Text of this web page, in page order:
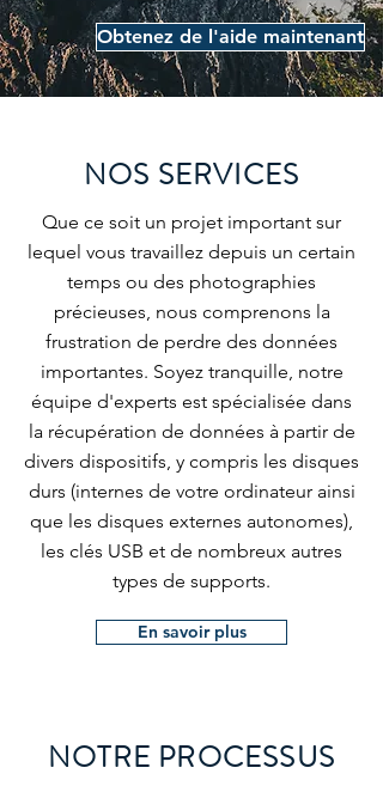
Obtenez de l'aide maintenant
NOS SERVICES
Que ce soit un projet important sur
lequel vous travaillez depuis un certain
temps ou des photographies
précieuses, nous comprenons la
frustration de perdre des données
importantes. Soyez tranquille, notre
équipe d'experts est spécialisée dans
la récupération de données à partir de
divers dispositifs, y compris les disques
durs (internes de votre ordinateur ainsi
que les disques externes autonomes),
les clés USB et de nombreux autres
types de supports.
En savoir plus
NOTRE PROCESSUS